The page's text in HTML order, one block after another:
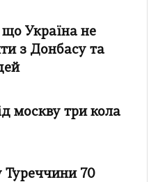
що Україна не
з Донбасу та
москву три кола
Туреччини 70